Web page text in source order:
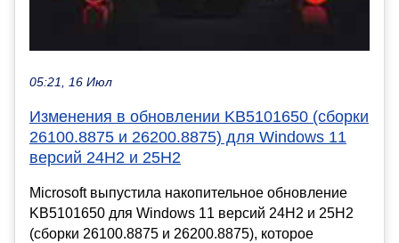
05:21, 16 Июл
Изменения в обновлении KB5101650 (сборки
26100.8875 и 26200.8875) для Windows 11
версий 24H2 и 25H2
Microsoft выпустила накопительное обновление
KB5101650 для Windows 11 версий 24H2 и 25H2
(сборки 26100.8875 и 26200.8875), которое